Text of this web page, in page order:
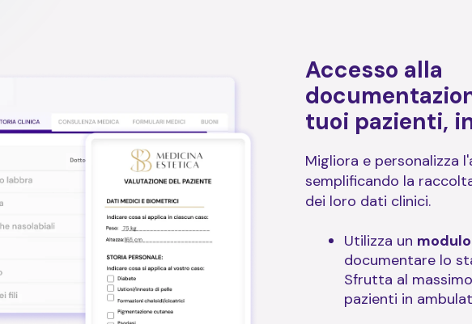
Accesso alla
tuoi pazienti,
Migliora e personalizza
semplificando la
dei loro dati clinici.
Utilizza un
documentare lo
Sfrutta al
pazienti in